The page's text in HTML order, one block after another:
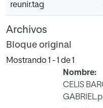
reunir.tag
Archivos
Bloque original
Mostrando 1 - 1 de 1
Nombre:
CELIS